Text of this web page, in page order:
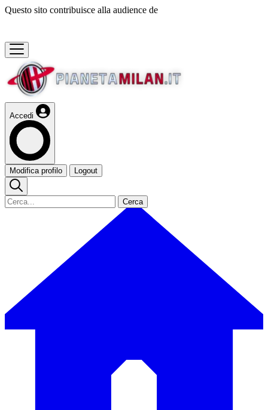
Questo sito contribuisce alla audience de
Accedi
Modifica profilo Logout
Cerca